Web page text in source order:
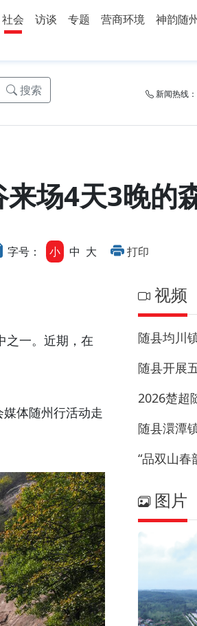
社会 访谈 专题 营商环境
神韵随
搜索 新闻热线
场4天3晚的
字号： 小 中 大 打印
之一。近期，在
媒体随州行活动走
视频
随县开展
2026楚超
图片